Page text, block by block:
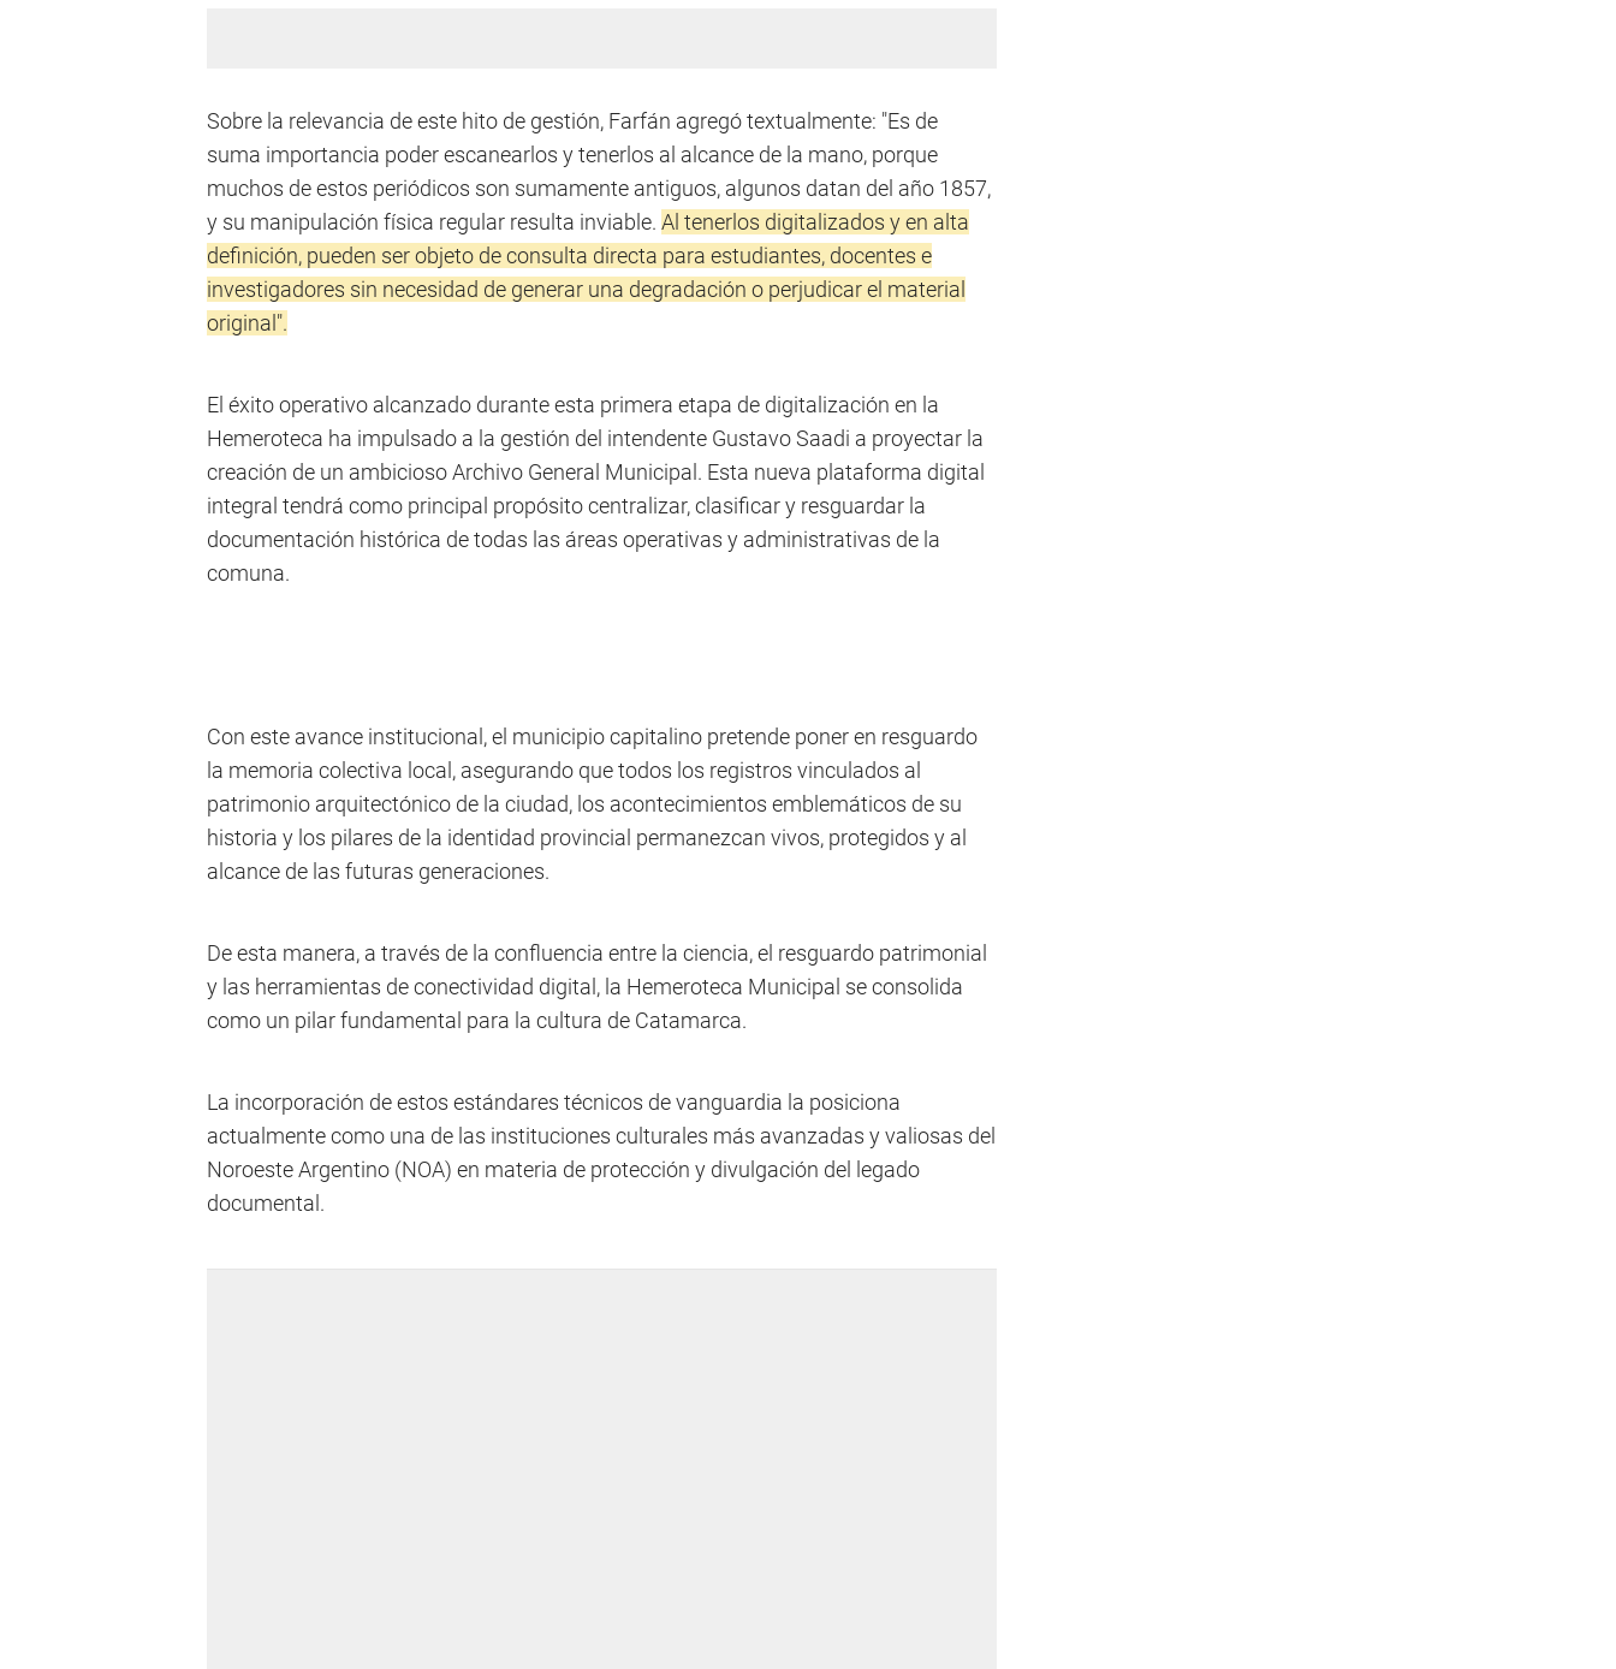
Sobre la relevancia de este hito de gestión, Farfán agregó textualmente: "Es de
suma importancia poder escanearlos y tenerlos al alcance de la mano, porque
muchos de estos periódicos son sumamente antiguos, algunos datan del año 1857,
y su manipulación física regular resulta inviable. Al tenerlos digitalizados y en alta
definición, pueden ser objeto de consulta directa para estudiantes, docentes e
investigadores sin necesidad de generar una degradación o perjudicar el material
original".
El éxito operativo alcanzado durante esta primera etapa de digitalización en la
Hemeroteca ha impulsado a la gestión del intendente Gustavo Saadi a proyectar la
creación de un ambicioso Archivo General Municipal. Esta nueva plataforma digital
integral tendrá como principal propósito centralizar, clasificar y resguardar la
documentación histórica de todas las áreas operativas y administrativas de la
comuna.
Con este avance institucional, el municipio capitalino pretende poner en resguardo
la memoria colectiva local, asegurando que todos los registros vinculados al
patrimonio arquitectónico de la ciudad, los acontecimientos emblemáticos de su
historia y los pilares de la identidad provincial permanezcan vivos, protegidos y al
alcance de las futuras generaciones.
De esta manera, a través de la confluencia entre la ciencia, el resguardo patrimonial
y las herramientas de conectividad digital, la Hemeroteca Municipal se consolida
como un pilar fundamental para la cultura de Catamarca.
La incorporación de estos estándares técnicos de vanguardia la posiciona
actualmente como una de las instituciones culturales más avanzadas y valiosas del
Noroeste Argentino (NOA) en materia de protección y divulgación del legado
documental.